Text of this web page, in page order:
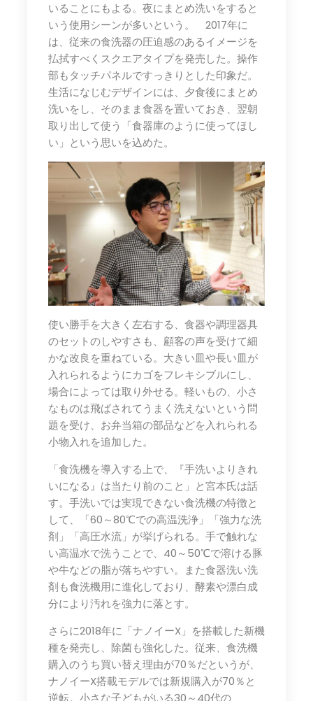
いることにもよる。夜にまとめ洗いをすると
いう使用シーンが多いという。 2017年に
は、従来の食洗器の圧迫感のあるイメージを
払拭すべくスクエアタイプを発売した。操作
部もタッチパネルですっきりとした印象だ。
生活になじむデザインには、夕食後にまとめ
洗いをし、そのまま食器を置いておき、翌朝
取り出して使う「食器庫のように使ってほし
い」という思いを込めた。
使い勝手を大きく左右する、食器や調理器具
のセットのしやすさも、顧客の声を受けて細
かな改良を重ねている。大きい皿や長い皿が
入れられるようにカゴをフレキシブルにし、
場合によっては取り外せる。軽いもの、小さ
なものは飛ばされてうまく洗えないという問
題を受け、お弁当箱の部品などを入れられる
小物入れを追加した。
「食洗機を導入する上で、『手洗いよりきれ
いになる』は当たり前のこと」と宮本氏は話
す。手洗いでは実現できない食洗機の特徴と
して、「60～80℃での高温洗浄」「強力な洗
剤」「高圧水流」が挙げられる。手で触れな
い高温水で洗うことで、40～50℃で溶ける豚
や牛などの脂が落ちやすい。また食器洗い洗
剤も食洗機用に進化しており、酵素や漂白成
分により汚れを強力に落とす。
さらに2018年に「ナノイーX」を搭載した新機
種を発売し、除菌も強化した。従来、食洗機
購入のうち買い替え理由が70％だというが、
ナノイーX搭載モデルでは新規購入が70％と